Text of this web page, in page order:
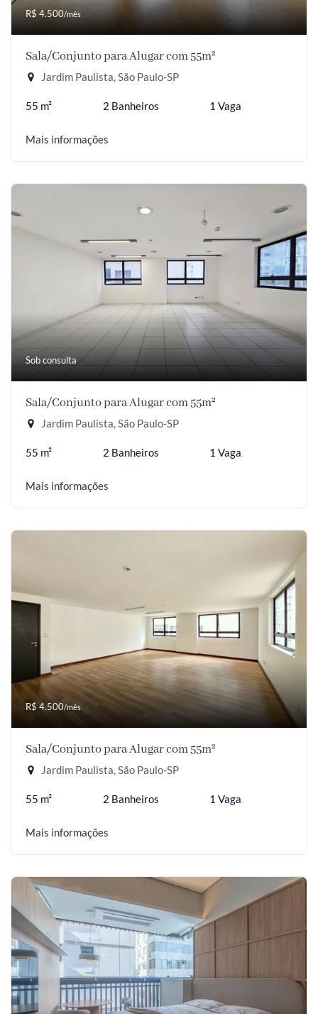
R$ 4.500/mês
Sala/Conjunto para Alugar com 55m²
Jardim Paulista, São Paulo-SP
55 m² 2 Banheiros 1 Vaga
Mais informações
Sob consulta
Sala/Conjunto para Alugar com 55m²
Jardim Paulista, São Paulo-SP
55 m² 2 Banheiros 1 Vaga
Mais informações
R$ 4.500/mês
Sala/Conjunto para Alugar com 55m²
Jardim Paulista, São Paulo-SP
55 m² 2 Banheiros 1 Vaga
Mais informações